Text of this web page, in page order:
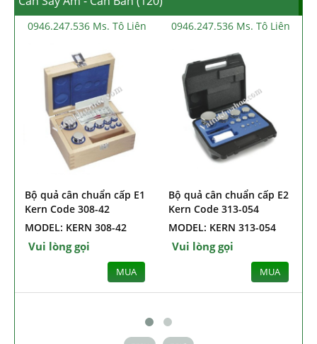
0946.247.536 Ms. Tô Liên
Bộ quả cân chuẩn cấp E1
Kern Code 308-42
MODEL: KERN 308-42
Vui lòng gọi
0946.247.536 Ms. Tô Liên
Bộ quả cân chuẩn cấp E2
Kern Code 313-054
MODEL: KERN 313-054
Vui lòng gọi
Bộ